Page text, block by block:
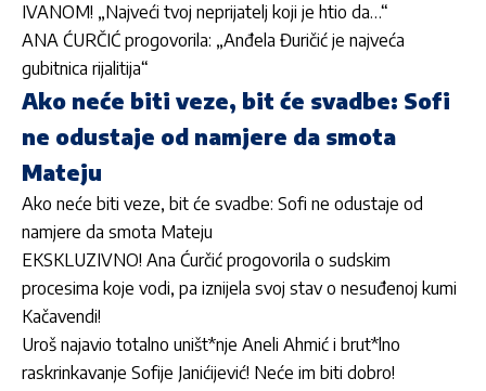
IVANOM! „Najveći tvoj neprijatelj koji je htio da…“
ANA ĆURČIĆ progovorila: „Anđela Đuričić je najveća
gubitnica rijalitija“
Ako neće biti veze, bit će svadbe: Sofi
ne odustaje od namjere da smota
Mateju
Ako neće biti veze, bit će svadbe: Sofi ne odustaje od
namjere da smota Mateju
EKSKLUZIVNO! Ana Ćurčić progovorila o sudskim
procesima koje vodi, pa iznijela svoj stav o nesuđenoj kumi
Kačavendi!
Uroš najavio totalno uništ*nje Aneli Ahmić i brut*lno
raskrinkavanje Sofije Janićijević! Neće im biti dobro!